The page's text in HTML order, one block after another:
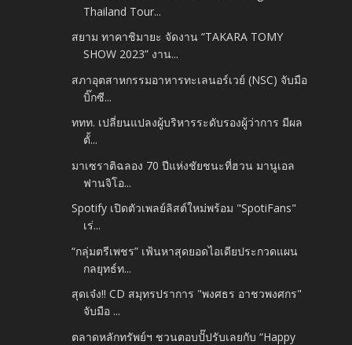
Thailand Tour...
สยาม ทาคาชิมายะ จัดงาน “TAKARA TOMY
SHOW 2023” งาน...
สภาอุตสาหกรรมอาหารทะเลนอร์เวย์ (NSC) จับมือ
บิ๊กซี...
ททท. เปลี่ยนแปลงผู้บริหารระดับรองผู้ว่าการ มีผล
ตั้...
มาเซราติฉลอง 70 ปีแห่งชัยชนะที่ฮวน มานูเอล
ฟานจิโอ...
Spotify เปิดตัวเพลย์ลิสต์ใหม่พร้อม "SpotiFans"
เร่...
“กลุ่มตรีเพชร” เฟ้นหาสุดยอดไอเดียประกวดแผน
กลยุทธ์ท...
สุดเจ๋ง!! CD สมุทรปราการ "พงศธร อาชวพงศกร"
จับมือ ...
ตลาดหลักทรัพย์ฯ ชวนตอบปั๊ปรับเลยกับ “Happy